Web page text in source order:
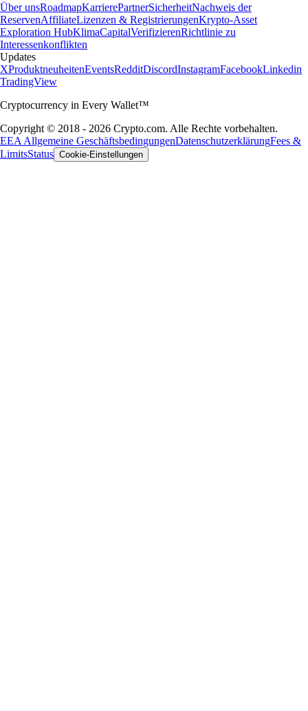
Über unsRoadmapKarrierePartnerSicherheitNachweis der
ReservenAffiliateLizenzen & RegistrierungenKrypto-Asset
Exploration HubKlimaCapitalVerifizierenRichtlinie zu
Interessenkonflikten
Updates
XProduktneuheitenEventsRedditDiscordInstagramFacebookLinkedin
TradingView
Cryptocurrency in Every Wallet™
Copyright © 2018 - 2026 Crypto.com. Alle Rechte vorbehalten.
EEA Allgemeine GeschäftsbedingungenDatenschutzerklärungFees &
LimitsStatus Cookie-Einstellungen